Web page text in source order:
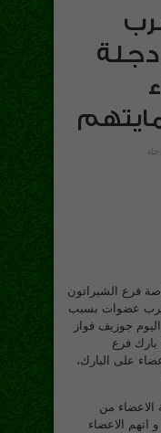
فرع الشيراتون
عضوات بسبب
جوزيف فواز
بارك فرع
على البارك،
الاعضاء من
اتهم الاعضاء